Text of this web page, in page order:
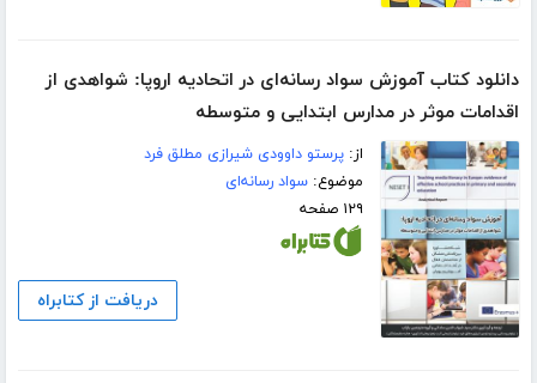
دانلود کتاب آموزش سواد رسانه‌ای در اتحادیه اروپا: شواهدی از
اقدامات موثر در مدارس ابتدایی و متوسطه
از:پرستو داوودی شیرازی مطلق فرد
موضوع:سواد رسانه‌ای
۱۲۹ صفحه
دریافت از کتابراه